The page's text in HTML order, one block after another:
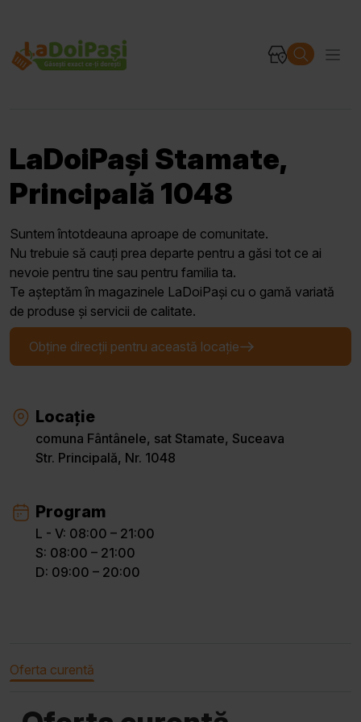
LaDoiPași Stamate,
Principală 1048
Suntem întotdeauna aproape de comunitate.
Nu trebuie să cauți prea departe pentru a găsi tot ce ai
nevoie pentru tine sau pentru familia ta.
Te așteptăm în magazinele LaDoiPași cu o gamă variată
de produse și servicii de calitate.
Obține direcții pentru această locație
Locație
comuna Fântânele, sat Stamate, Suceava
Str. Principală, Nr. 1048
Program
L - V: 08:00 – 21:00
S: 08:00 – 21:00
D: 09:00 – 20:00
Oferta curentă